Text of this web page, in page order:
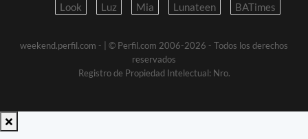
Look
Luz Mia Lunateen BATimes
weekend.perfil.com -
| © Perfil.com 2006-2026 - Todos los derechos
reservados
Registro de Propiedad Intelectual: Nro.